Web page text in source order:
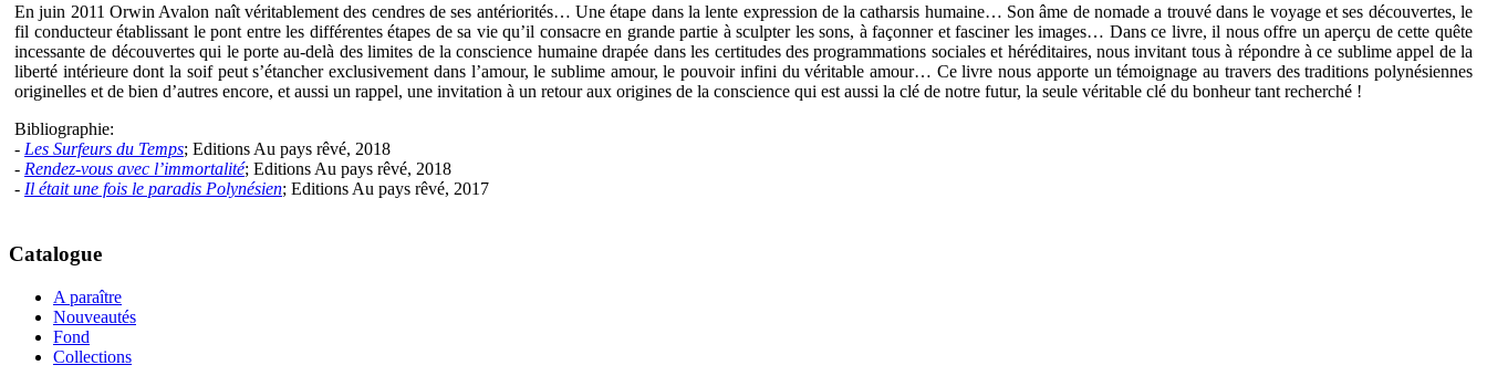
En juin 2011 Orwin Avalon naît véritablement des cendres de ses antériorités… Une étape dans la lente expression de la catharsis humaine… Son âme de nomade a trouvé dans le voyage et ses découvertes, le
fil conducteur établissant le pont entre les différentes étapes de sa vie qu’il consacre en grande partie à sculpter les sons, à façonner et fasciner les images… Dans ce livre, il nous offre un aperçu de cette quête
incessante de découvertes qui le porte au-delà des limites de la conscience humaine drapée dans les certitudes des programmations sociales et héréditaires, nous invitant tous à répondre à ce sublime appel de la
liberté intérieure dont la soif peut s’étancher exclusivement dans l’amour, le sublime amour, le pouvoir infini du véritable amour… Ce livre nous apporte un témoignage au travers des traditions polynésiennes
originelles et de bien d’autres encore, et aussi un rappel, une invitation à un retour aux origines de la conscience qui est aussi la clé de notre futur, la seule véritable clé du bonheur tant recherché !
Bibliographie:
- Les Surfeurs du Temps; Editions Au pays rêvé, 2018
- Rendez-vous avec l’immortalité; Editions Au pays rêvé, 2018
- Il était une fois le paradis Polynésien; Editions Au pays rêvé, 2017
Catalogue
A paraître
Nouveautés
Fond
Collections